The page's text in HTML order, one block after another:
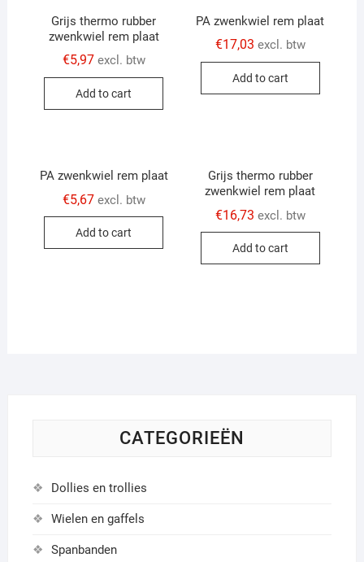
Grijs thermo rubber
zwenkwiel rem plaat
€5,97 excl. btw
Add to cart
PA zwenkwiel rem plaat
€17,03 excl. btw
Add to cart
PA zwenkwiel rem plaat
€5,67 excl. btw
Add to cart
Grijs thermo rubber
zwenkwiel rem plaat
€16,73 excl. btw
Add to cart
CATEGORIEËN
Dollies en trollies
Wielen en gaffels
Spanbanden